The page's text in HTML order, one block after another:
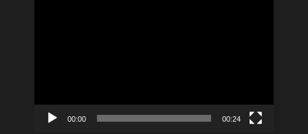
00:00 00:24